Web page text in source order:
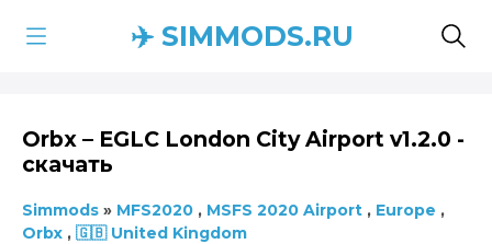
✈️ SIMMODS.RU
Orbx – EGLC London City Airport v1.2.0 -
скачать
Simmods » MFS2020 , MSFS 2020 Airport , Europe ,
Orbx , 🇬🇧 United Kingdom